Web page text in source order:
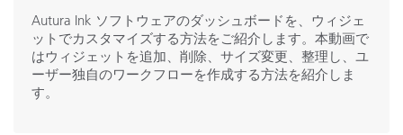
Autura Ink ソフトウェアのダッシュボードを、ウィジェ
ットでカスタマイズする方法をご紹介します。本動画で
はウィジェットを追加、削除、サイズ変更、整理し、ユ
ーザー独自のワークフローを作成する方法を紹介しま
す。